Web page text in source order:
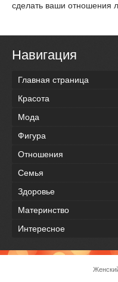
сделать ваши отношения
Навигация
Главная страница
Красота
Мода
Фигура
Отношения
Семья
Здоровье
Материнство
Интересное